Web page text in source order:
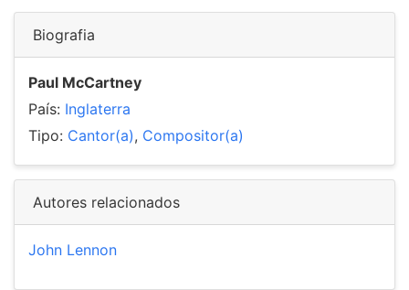
Biografia
Paul McCartney
País: Inglaterra
Tipo: Cantor(a), Compositor(a)
Autores relacionados
John Lennon